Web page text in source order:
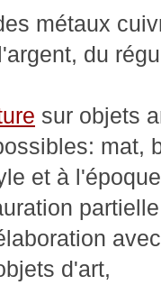
métaux
du
sur objets
mat,
et à
d'art,